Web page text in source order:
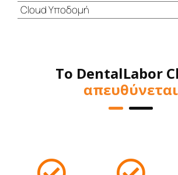
Cloud Υποδομή
Το DentalLabor
απευθύνεται